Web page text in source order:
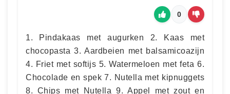
0
1. Pindakaas met augurken 2. Kaas met
chocopasta 3. Aardbeien met balsamicoazijn
4. Friet met softijs 5. Watermeloen met feta 6.
Chocolade en spek 7. Nutella met kipnuggets
8. Chips met Nutella 9. Appel met zout en